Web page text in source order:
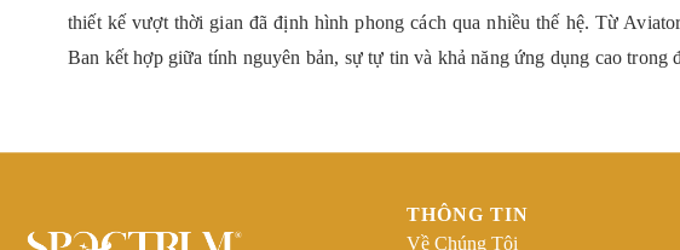
thiết kế vượt thời gian đã định hình phong cách qua nhiều thế hệ. Từ
Ban kết hợp giữa tính nguyên bản, sự tự tin và khả năng ứng dụng cao trong
THÔNG TIN
Về Chúng Tôi